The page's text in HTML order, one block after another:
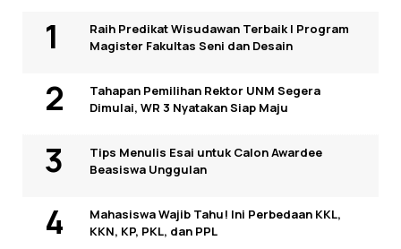
Raih Predikat Wisudawan Terbaik I Program
Magister Fakultas Seni dan Desain
Tahapan Pemilihan Rektor UNM Segera
Dimulai, WR 3 Nyatakan Siap Maju
Tips Menulis Esai untuk Calon Awardee
Beasiswa Unggulan
Mahasiswa Wajib Tahu! Ini Perbedaan KKL,
KKN, KP, PKL, dan PPL